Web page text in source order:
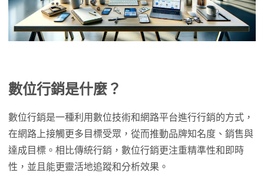
數位行銷是什麼？
數位行銷是一種利用數位技術和網路平台進行行銷的方式，
在網路上接觸更多目標受眾，從而推動品牌知名度、銷售與
達成目標。相比傳統行銷，數位行銷更注重精準性和即時
性，並且能更靈活地追蹤和分析效果。